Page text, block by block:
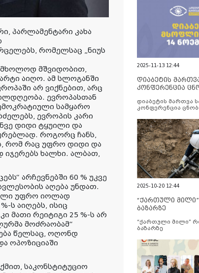
პარლამენტარი კახა
რომელსაც „ნიუს
„მხოლოდ მშვიდობით,
აიღო. ამ სლოგანში
არ ვიქნებით, არც
ევროპასთან
სამყარო
ევროპის კარი
დიდი ტყუილი და
როგორც ჩანს,
რომ რაც უფრო დიდი და
ხალხი. ალბათ,
არჩევნებში 60 % უკვე
აღება უნდათ.
უფრო იოლად
ს აიღებს, ისიც
მათი რეიტიგი 25 %-ს არ
მოძრაობამ“
წელსაც, ოღონდ
ოპოზიციაში
საკონსტიტუციო
2025-11-13 12:44
დიაბეტის
კონფერენცია
დიაბეტის მართვა
კონფერენცია
2025-10-20 12:44
“ქართული
ბაზარზე
“ქართული მილი”
ბაზარზე